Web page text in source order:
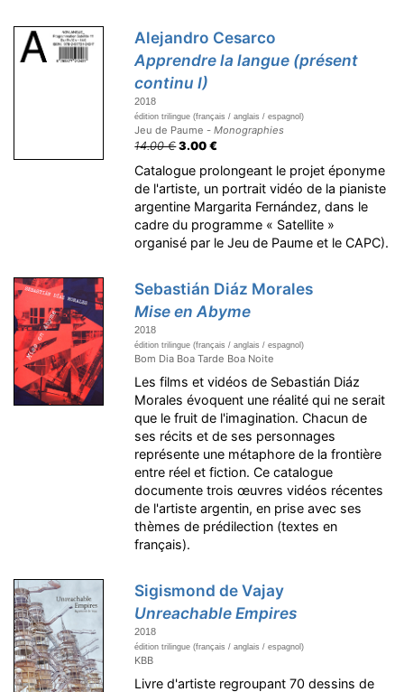
Alejandro Cesarco
Apprendre la langue (présent
continu I)
2018
édition trilingue (français / anglais / espagnol)
Jeu de Paume -Monographies
14.00 €3.00 €
Catalogue prolongeant le projet éponyme
de l'artiste, un portrait vidéo de la pianiste
argentine Margarita Fernández, dans le
cadre du programme « Satellite »
organisé par le Jeu de Paume et le CAPC).
Sebastián Diáz Morales
Mise en Abyme
2018
édition trilingue (français / anglais / espagnol)
Bom Dia Boa Tarde Boa Noite
Les films et vidéos de Sebastián Diáz
Morales évoquent une réalité qui ne serait
que le fruit de l'imagination. Chacun de
ses récits et de ses personnages
représente une métaphore de la frontière
entre réel et fiction. Ce catalogue
documente trois œuvres vidéos récentes
de l'artiste argentin, en prise avec ses
thèmes de prédilection (textes en
français).
Sigismond de Vajay
Unreachable Empires
2018
édition trilingue (français / anglais / espagnol)
KBB
Livre d'artiste regroupant 70 dessins de